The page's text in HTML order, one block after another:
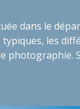
dans le
les
photographie.